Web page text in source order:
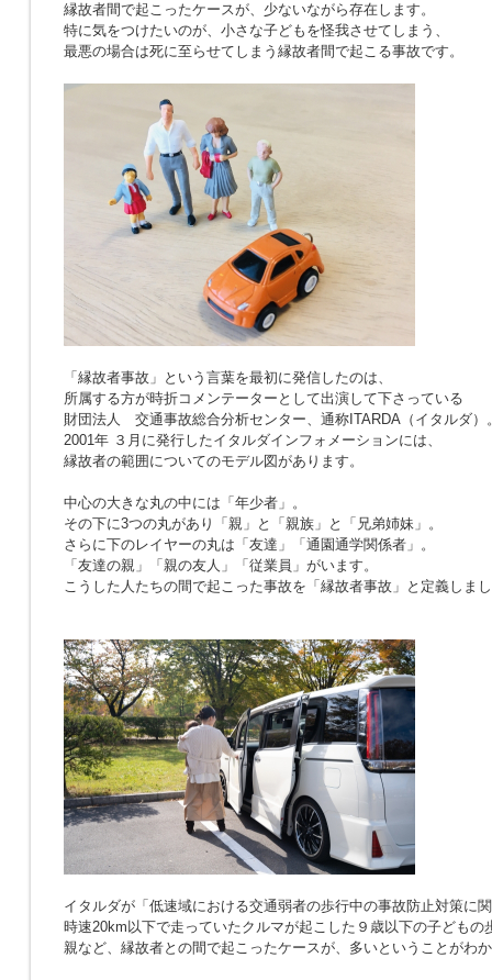
縁故者間で起こったケースが、少ないながら存在します。
特に気をつけたいのが、小さな子どもを怪我させてしまう、
最悪の場合は死に至らせてしまう縁故者間で起こる事故です。
「縁故者事故」という言葉を最初に発信したのは、
所属する方が時折コメンテーターとして出演して下さっている
財団法人 交通事故総合分析センター、通称ITARDA（イタルダ）
2001年 ３月に発行したイタルダインフォメーションには、
縁故者の範囲についてのモデル図があります。
中心の大きな丸の中には「年少者」。
その下に3つの丸があり「親」と「親族」と「兄弟姉妹」。
さらに下のレイヤーの丸は「友達」「通園通学関係者」。
「友達の親」「親の友人」「従業員」がいます。
こうした人たちの間で起こった事故を「縁故者事故」と定義しま
イタルダが「低速域における交通弱者の歩行中の事故防止対策に
時速20km以下で走っていたクルマが起こした９歳以下の子どもの
親など、縁故者との間で起こったケースが、多いということがわ